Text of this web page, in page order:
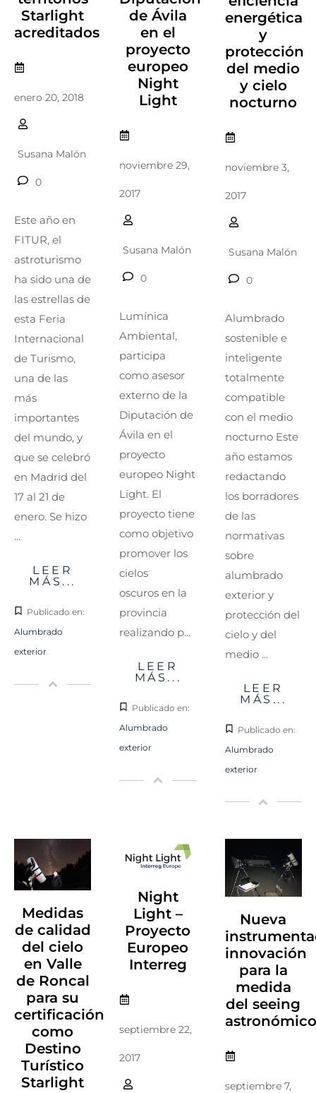
Starlight
acreditados
enero 20, 2018
Susana Malón
0
Este año en
FITUR, el
astroturismo
ha sido una de
las estrellas de
esta Feria
Internacional
de Turismo,
una de las
más
importantes
del mundo, y
que se celebró
en Madrid del
17 al 21 de
enero. Se hizo
...
LEER
MÁS...
Publicado en:
Alumbrado
exterior
de Ávila
en el
proyecto
europeo
Night
Light
noviembre 29,
2017
Susana Malón
0
Lumínica
Ambiental,
participa
como asesor
externo de la
Diputación de
Ávila en el
proyecto
europeo Night
Light. El
proyecto tiene
como objetivo
promover los
cielos
oscuros en la
provincia
realizando p...
LEER
MÁS...
Publicado en:
Alumbrado
exterior
energética
y
protección
del medio
y cielo
nocturno
noviembre 3,
2017
Susana Malón
0
Alumbrado
sostenible e
inteligente
totalmente
compatible
con el medio
nocturno Este
año estamos
redactando
los borradores
de las
normativas
sobre
alumbrado
exterior y
protección del
cielo y del
medio ...
LEER
MÁS...
Publicado en:
Alumbrado
exterior
Medidas
de calidad
del cielo
en Valle
de Roncal
para su
certificación
como
Destino
Turístico
Starlight
Night
Light –
Proyecto
Europeo
Interreg
septiembre 22,
2017
Nueva
innovación
para la
medida
del seeing
astronómico
septiembre 7,